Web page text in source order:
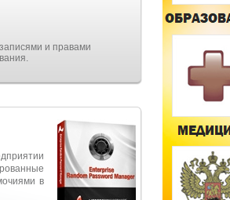
и правами
в